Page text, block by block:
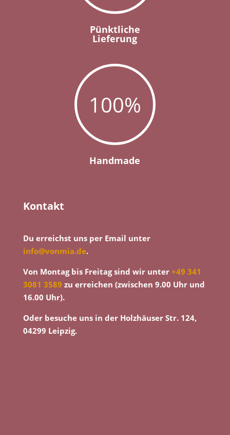
Pünktliche
Lieferung
100%
Handmade
Kontakt
Du erreichst uns per Email unter
info@vonmia.de.
Von Montag bis Freitag sind wir unter +49 341
3081 3589 zu erreichen (zwischen 9.00 Uhr und
16.00 Uhr).
Oder besuche uns in der Holzhäuser Str. 124,
04299 Leipzig.